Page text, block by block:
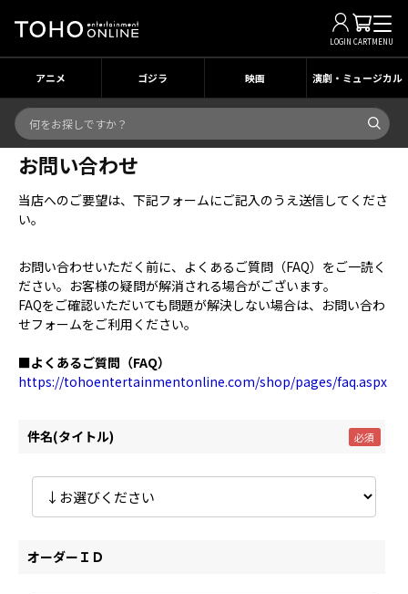
LOGIN CARTMENU
アニメ ゴジラ 映画 演劇・ミュージカル
お問い合わせ
当店へのご要望は、下記フォームにご記入のうえ送信してくださ
い。
お問い合わせいただく前に、よくあるご質問（FAQ）をご一読く
ださい。お客様の疑問が解消される場合がございます。
FAQをご確認いただいても問題が解決しない場合は、お問い合わ
せフォームをご利用ください。
■よくあるご質問（FAQ）
https://tohoentertainmentonline.com/shop/pages/faq.aspx
件名(タイトル)
オーダーＩＤ